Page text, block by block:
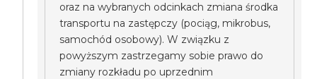
oraz na wybranych odcinkach zmiana środka
transportu na zastępczy (pociąg, mikrobus,
samochód osobowy). W związku z
powyższym zastrzegamy sobie prawo do
zmiany rozkładu po uprzednim